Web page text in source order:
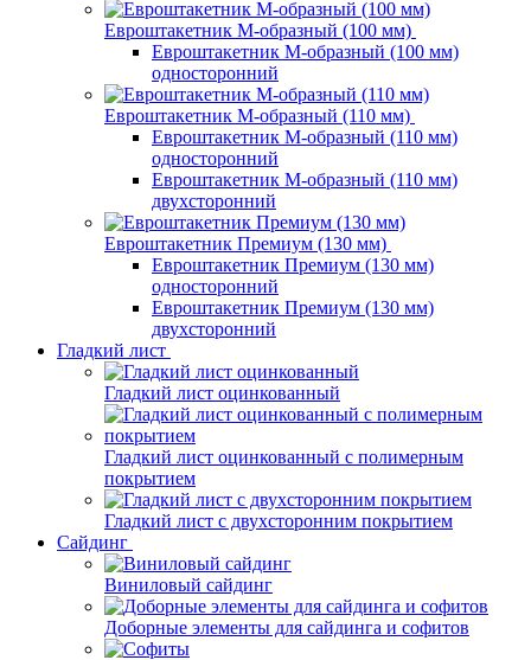
Евроштакетник М-образный (100 мм)
Евроштакетник М-образный (100 мм)
односторонний
Евроштакетник М-образный (110 мм)
Евроштакетник М-образный (110 мм)
односторонний
Евроштакетник М-образный (110 мм)
двухсторонний
Евроштакетник Премиум (130 мм)
Евроштакетник Премиум (130 мм)
односторонний
Евроштакетник Премиум (130 мм)
двухсторонний
Гладкий лист
Гладкий лист оцинкованный
Гладкий лист оцинкованный с полимерным
покрытием
Гладкий лист с двухсторонним покрытием
Сайдинг
Виниловый сайдинг
Доборные элементы для сайдинга и софитов